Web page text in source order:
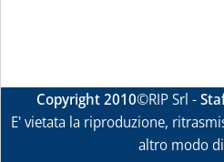
Copyright 2010©RIP Srl -
E' vietata la riproduzione,
altro modo